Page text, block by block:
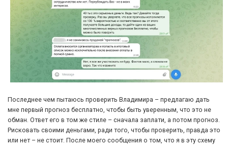
Последнее чем пытаюсь проверить Владимира – предлагаю дать
мне первый прогноз бесплатно, чтобы быть уверенным, что это не
обман. Ответ его в том же стиле – сначала заплати, а потом прогноз.
Рисковать своими деньгами, ради того, чтобы проверить, правда это
или нет – не стоит. После моего сообщения о том, что я в эту схему